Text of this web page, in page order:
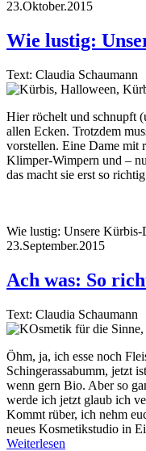
23.Oktober.2015
Wie lustig:
Text: Claudia Schaumann
Hier röchelt und schnupft
allen Ecken. Trotzdem
vorstellen. Eine Dame mit
Klimper-Wimpern und –
das macht sie erst so
Wie lustig: Unsere Kürbis-
23.September.2015
Ach was: So
Text: Claudia Schaumann
Öhm, ja, ich esse noch
Schingerassabumm, jetzt
wenn gern Bio. Aber so
werde ich jetzt glaub ich
Kommt rüber, ich nehm
neues Kosmetikstudio in
Weiterlesen